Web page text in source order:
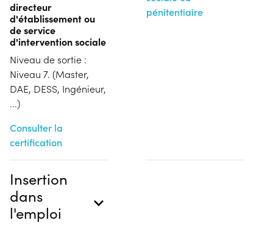
directeur
d'établissement ou
de service
d'intervention sociale
Niveau de sortie :
Niveau 7. (Master,
DAE, DESS, Ingénieur,
...)
Consulter la
certification
pénitentiaire
Insertion
dans
l'emploi